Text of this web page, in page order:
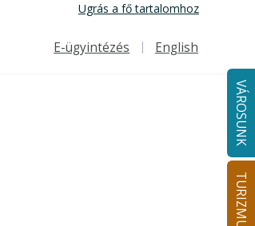
Ugrás a fő tartalomhoz
Felső navigáció
E-ügyintézés English
VÁROSUNK
TURIZMUS